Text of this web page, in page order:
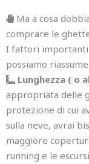
Ma a cosa
comprare le
I fattori importanti
possiamo
Lunghezza ( o
appropriata delle
protezione di cui
sulla neve, avrai
maggiore
running e le